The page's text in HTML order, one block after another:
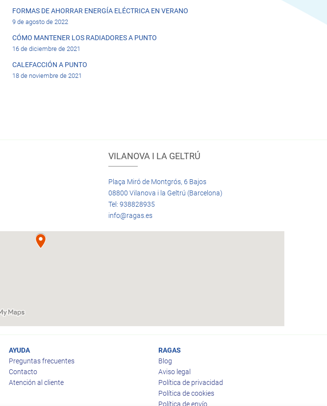
FORMAS DE AHORRAR ENERGÍA ELÉCTRICA EN VERANO
9 de agosto de 2022
CÓMO MANTENER LOS RADIADORES A PUNTO
16 de diciembre de 2021
CALEFACCIÓN A PUNTO
18 de noviembre de 2021
VILANOVA I LA GELTRÚ
Plaça Miró de Montgrós, 6 Bajos
08800 Vilanova i la Geltrú (Barcelona)
Tel: 938828935
info@ragas.es
AYUDA
Preguntas frecuentes
Contacto
Atención al cliente
RAGAS
Blog
Aviso legal
Política de privacidad
Política de cookies
Política de envío